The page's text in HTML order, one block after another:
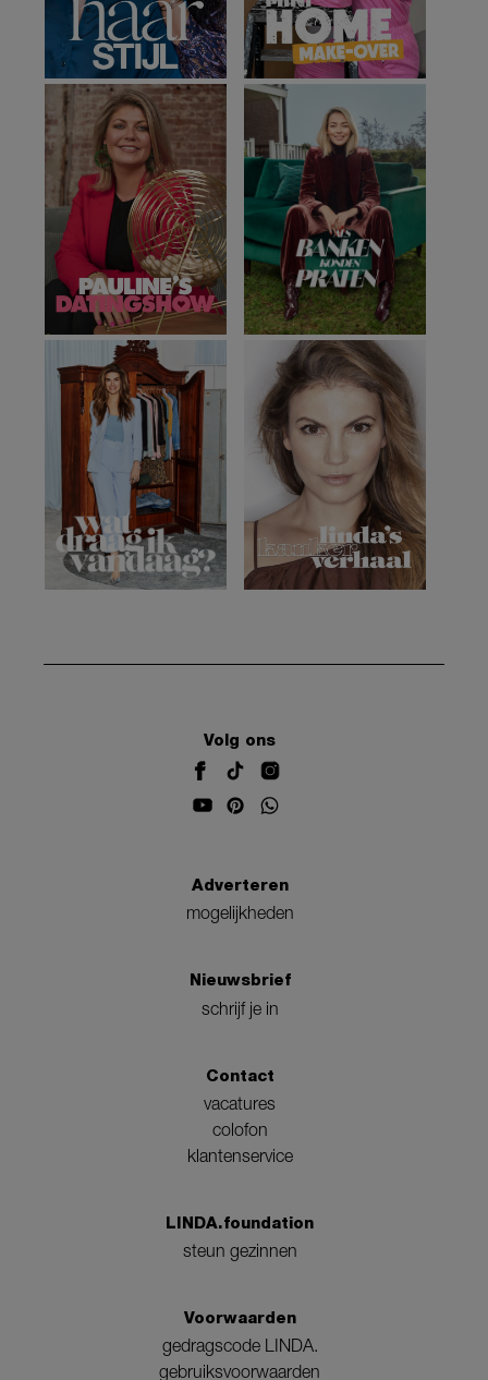
Volg ons
Adverteren
mogelijkheden
Nieuwsbrief
schrijf je in
Contact
vacatures
colofon
klantenservice
LINDA.foundation
steun gezinnen
Voorwaarden
gedragscode LINDA.
gebruiksvoorwaarden